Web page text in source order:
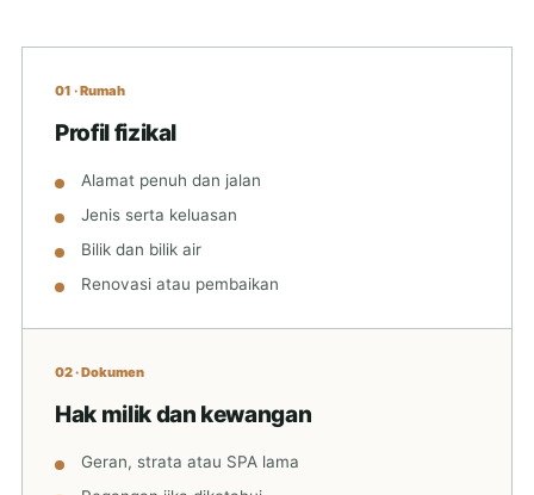
01 · Rumah
Profil fizikal
Alamat penuh dan jalan
Jenis serta keluasan
Bilik dan bilik air
Renovasi atau pembaikan
02 · Dokumen
Hak milik dan kewangan
Geran, strata atau SPA lama